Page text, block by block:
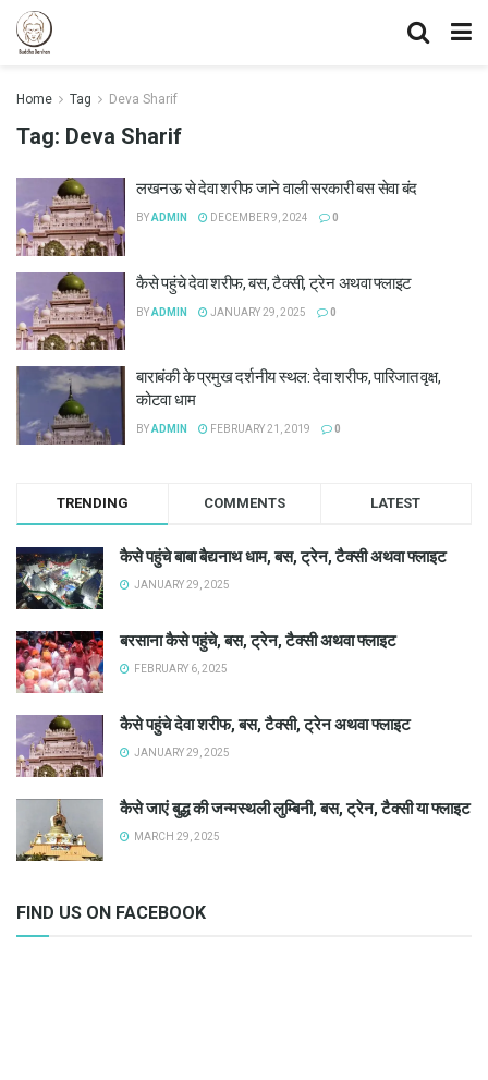
Home Tag Deva Sharif
Tag: Deva Sharif
लखनऊ से देवा शरीफ जाने वाली सरकारी बस सेवा बंद
BYADMIN DECEMBER 9, 2024 0
कैसे पहुंचे देवा शरीफ, बस, टैक्सी, ट्रेन अथवा फ्लाइट
BYADMIN JANUARY 29, 2025 0
बाराबंकी के प्रमुख दर्शनीय स्थल: देवा शरीफ, पारिजात वृक्ष,
कोटवा धाम
BYADMIN FEBRUARY 21, 2019 0
TRENDING COMMENTS LATEST
कैसे पहुंचे बाबा बैद्यनाथ धाम, बस, ट्रेन, टैक्सी अथवा फ्लाइट
JANUARY 29, 2025
बरसाना कैसे पहुंचे, बस, ट्रेन, टैक्सी अथवा फ्लाइट
FEBRUARY 6, 2025
कैसे पहुंचे देवा शरीफ, बस, टैक्सी, ट्रेन अथवा फ्लाइट
JANUARY 29, 2025
कैसे जाएं बुद्ध की जन्मस्थली लुम्बिनी, बस, ट्रेन, टैक्सी या फ्लाइट
MARCH 29, 2025
FIND US ON FACEBOOK